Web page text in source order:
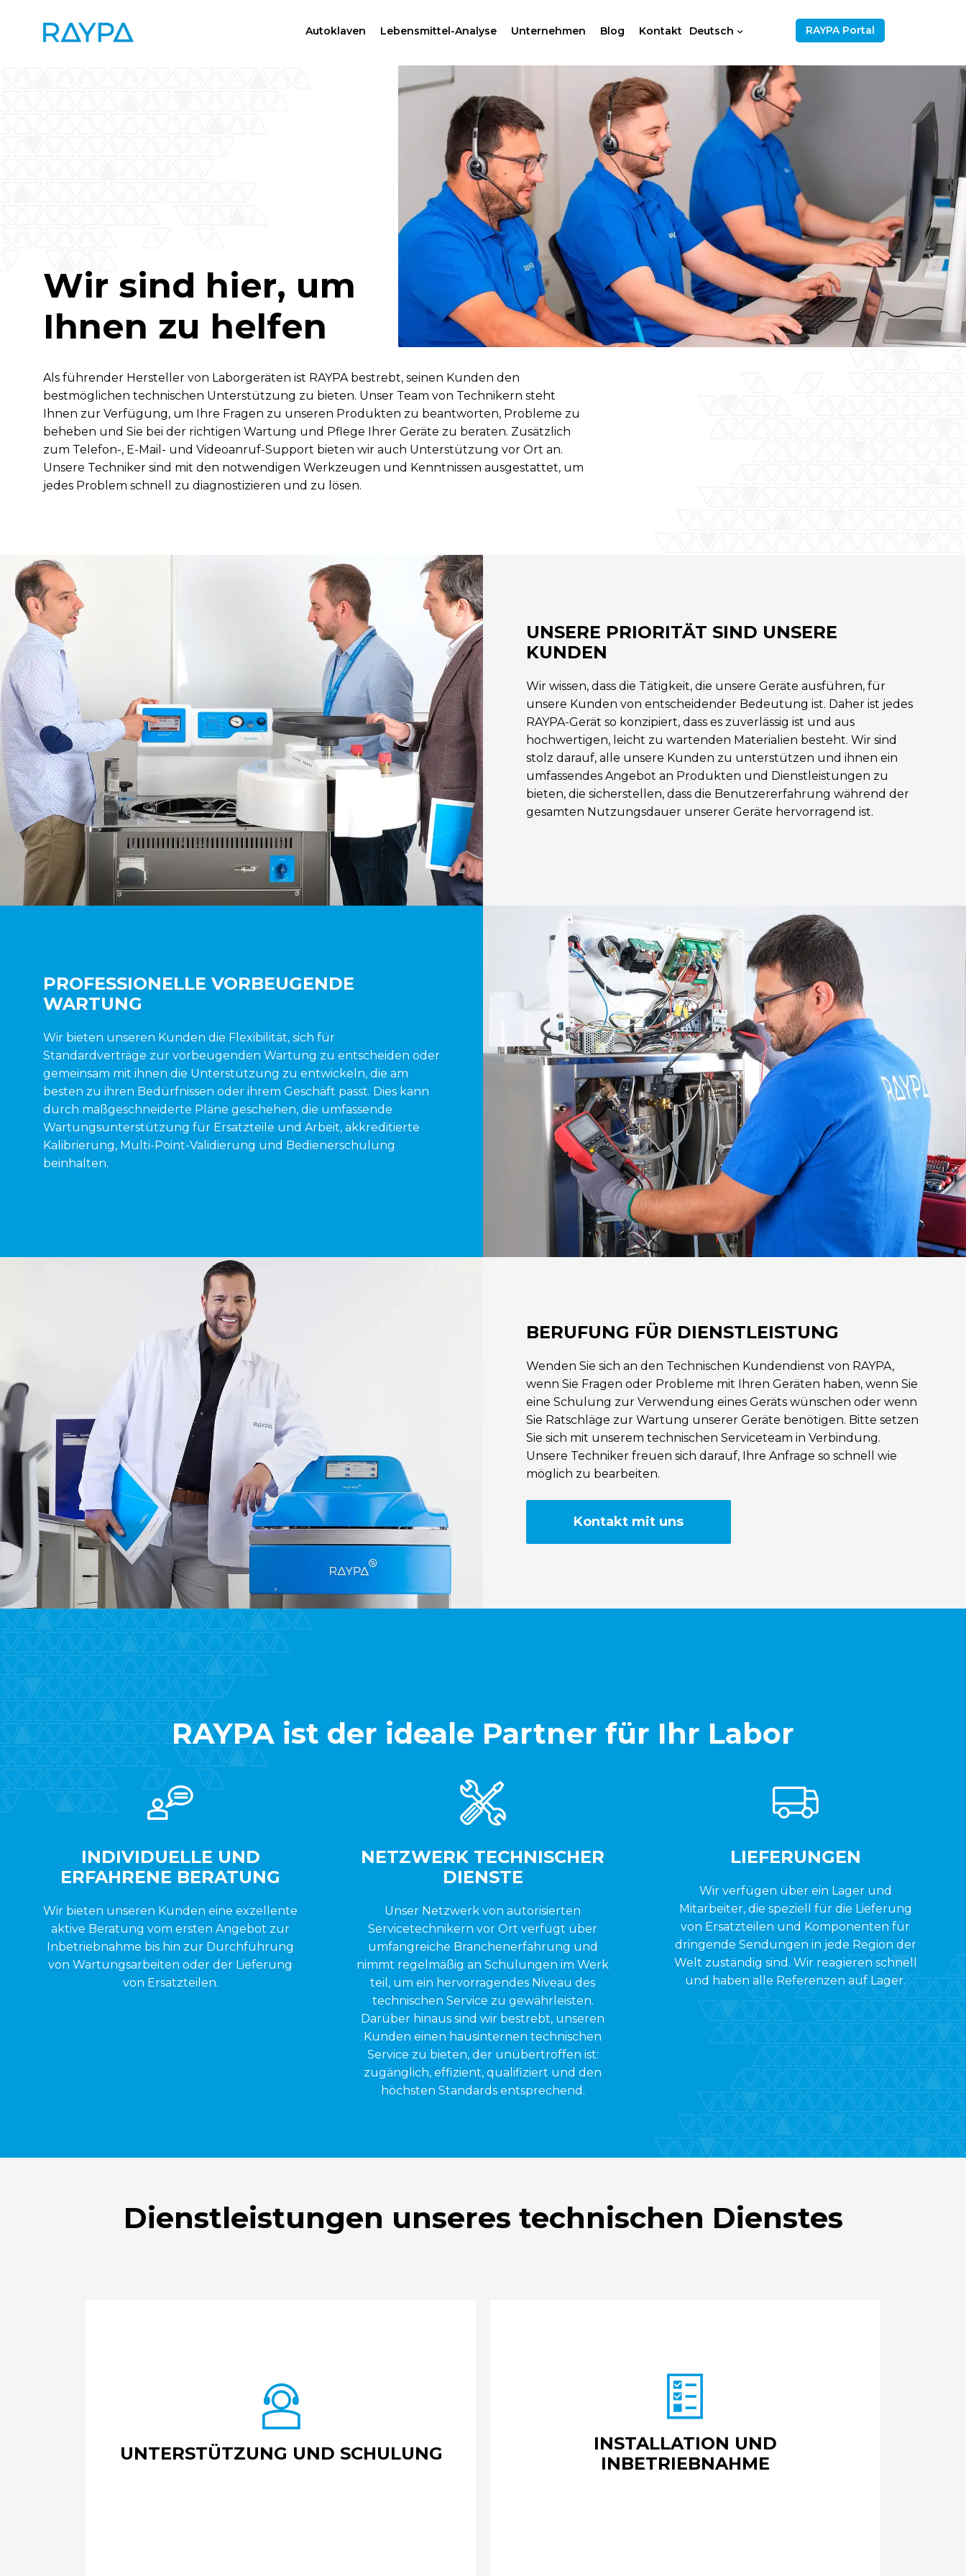
springen
Autoklaven Lebensmittel-Analyse Unternehmen Blog Kontakt Deutsch RAYPA Portal
Wir sind hier, um
Ihnen zu helfen
Als führender Hersteller von Laborgeräten ist RAYPA bestrebt, seinen Kunden den
bestmöglichen technischen Unterstützung zu bieten. Unser Team von Technikern steht
Ihnen zur Verfügung, um Ihre Fragen zu unseren Produkten zu beantworten, Probleme zu
beheben und Sie bei der richtigen Wartung und Pflege Ihrer Geräte zu beraten. Zusätzlich
zum Telefon-, E-Mail- und Videoanruf-Support bieten wir auch Unterstützung vor Ort an.
Unsere Techniker sind mit den notwendigen Werkzeugen und Kenntnissen ausgestattet, um
jedes Problem schnell zu diagnostizieren und zu lösen.
UNSERE PRIORITÄT SIND UNSERE
KUNDEN
Wir wissen, dass die Tätigkeit, die unsere Geräte ausführen, für
unsere Kunden von entscheidender Bedeutung ist. Daher ist jedes
RAYPA-Gerät so konzipiert, dass es zuverlässig ist und aus
hochwertigen, leicht zu wartenden Materialien besteht. Wir sind
stolz darauf, alle unsere Kunden zu unterstützen und ihnen ein
umfassendes Angebot an Produkten und Dienstleistungen zu
bieten, die sicherstellen, dass die Benutzererfahrung während der
gesamten Nutzungsdauer unserer Geräte hervorragend ist.
PROFESSIONELLE VORBEUGENDE
WARTUNG
Wir bieten unseren Kunden die Flexibilität, sich für
Standardverträge zur vorbeugenden Wartung zu entscheiden oder
gemeinsam mit ihnen die Unterstützung zu entwickeln, die am
besten zu ihren Bedürfnissen oder ihrem Geschäft passt. Dies kann
durch maßgeschneiderte Pläne geschehen, die umfassende
Wartungsunterstützung für Ersatzteile und Arbeit, akkreditierte
Kalibrierung, Multi-Point-Validierung und Bedienerschulung
beinhalten.
BERUFUNG FÜR DIENSTLEISTUNG
Wenden Sie sich an den Technischen Kundendienst von RAYPA,
wenn Sie Fragen oder Probleme mit Ihren Geräten haben, wenn Sie
eine Schulung zur Verwendung eines Geräts wünschen oder wenn
Sie Ratschläge zur Wartung unserer Geräte benötigen. Bitte setzen
Sie sich mit unserem technischen Serviceteam in Verbindung.
Unsere Techniker freuen sich darauf, Ihre Anfrage so schnell wie
möglich zu bearbeiten.
Kontakt mit uns
RAYPA ist der ideale Partner für Ihr Labor
INDIVIDUELLE UND
ERFAHRENE BERATUNG
Wir bieten unseren Kunden eine exzellente
aktive Beratung vom ersten Angebot zur
Inbetriebnahme bis hin zur Durchführung
von Wartungsarbeiten oder der Lieferung
von Ersatzteilen.
NETZWERK TECHNISCHER
DIENSTE
Unser Netzwerk von autorisierten
Servicetechnikern vor Ort verfügt über
umfangreiche Branchenerfahrung und
nimmt regelmäßig an Schulungen im Werk
teil, um ein hervorragendes Niveau des
technischen Service zu gewährleisten.
Darüber hinaus sind wir bestrebt, unseren
Kunden einen hausinternen technischen
Service zu bieten, der unübertroffen ist:
zugänglich, effizient, qualifiziert und den
höchsten Standards entsprechend.
LIEFERUNGEN
Wir verfügen über ein Lager und
Mitarbeiter, die speziell für die Lieferung
von Ersatzteilen und Komponenten für
dringende Sendungen in jede Region der
Welt zuständig sind. Wir reagieren schnell
und haben alle Referenzen auf Lager.
Dienstleistungen unseres technischen Dienstes
UNTERSTÜTZUNG UND SCHULUNG
INSTALLATION UND
INBETRIEBNAHME